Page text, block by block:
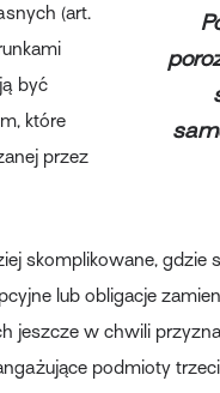
(art.
być
które
przez
skomplikowane, gdzie
lub obligacje
jeszcze w chwili
podmioty